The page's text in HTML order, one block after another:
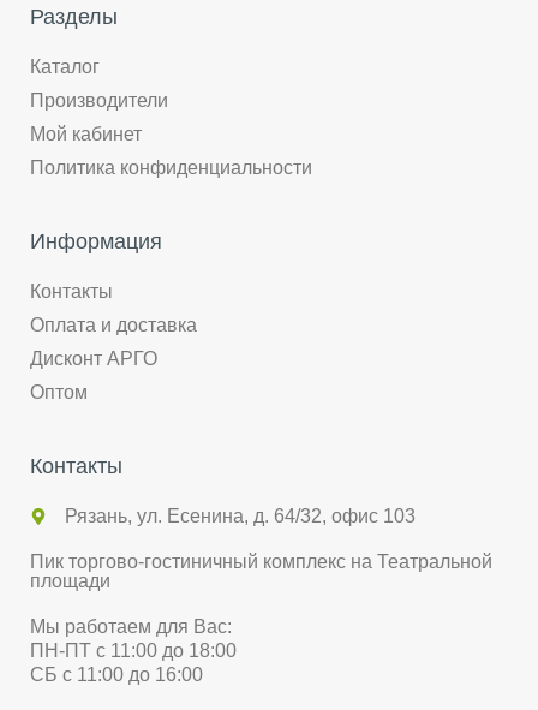
Разделы
Каталог
Производители
Мой кабинет
Политика конфиденциальности
Информация
Контакты
Оплата и доставка
Дисконт АРГО
Оптом
Контакты
Рязань, ул. Есенина, д. 64/32, офис 103
Пик торгово-гостиничный комплекс на Театральной
площади
Мы работаем для Вас:
ПН-ПТ с 11:00 до 18:00
СБ с 11:00 до 16:00